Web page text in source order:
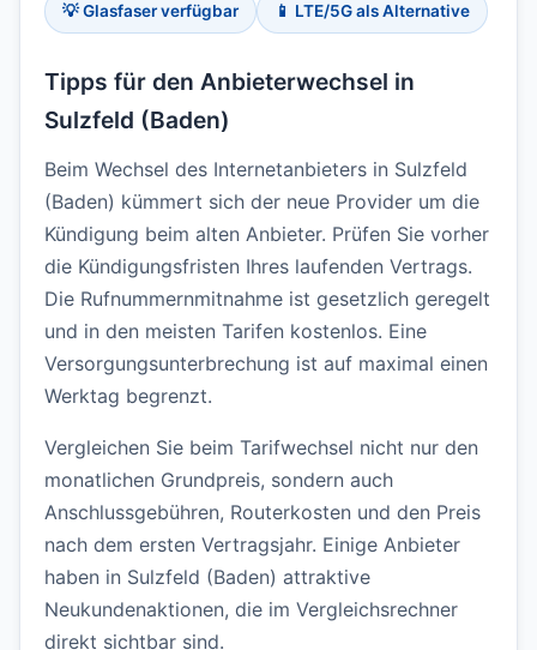
💡 Glasfaser verfügbar 📱 LTE/5G als Alternative
Tipps für den Anbieterwechsel in
Sulzfeld (Baden)
Beim Wechsel des Internetanbieters in Sulzfeld
(Baden) kümmert sich der neue Provider um die
Kündigung beim alten Anbieter. Prüfen Sie vorher
die Kündigungsfristen Ihres laufenden Vertrags.
Die Rufnummernmitnahme ist gesetzlich geregelt
und in den meisten Tarifen kostenlos. Eine
Versorgungsunterbrechung ist auf maximal einen
Werktag begrenzt.
Vergleichen Sie beim Tarifwechsel nicht nur den
monatlichen Grundpreis, sondern auch
Anschlussgebühren, Routerkosten und den Preis
nach dem ersten Vertragsjahr. Einige Anbieter
haben in Sulzfeld (Baden) attraktive
Neukundenaktionen, die im Vergleichsrechner
direkt sichtbar sind.